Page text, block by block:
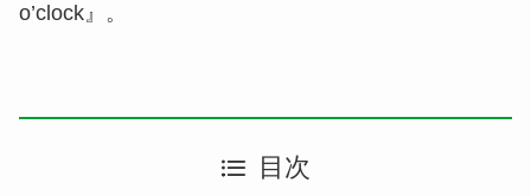
o’clock』。
目次